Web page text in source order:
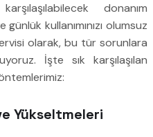
donanım
kullanımınızı olumsuz
olarak, bu tür sorunlara
İşte sık karşılaşılan
Yükseltmeleri